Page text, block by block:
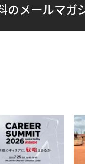
のメールマガ